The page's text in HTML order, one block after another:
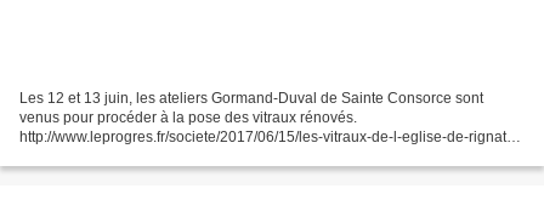
Les 12 et 13 juin, les ateliers Gormand-Duval de Sainte Consorce sont
venus pour procéder à la pose des vitraux rénovés.
http://www.leprogres.fr/societe/2017/06/15/les-vitraux-de-l-eglise-de-rignat-